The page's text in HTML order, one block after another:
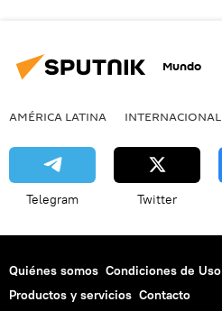
Mundo
AMÉRICA LATINA INTERNACIONAL
Telegram Twitter
Quiénes somos Condiciones de Uso
Productos y servicios Contacto